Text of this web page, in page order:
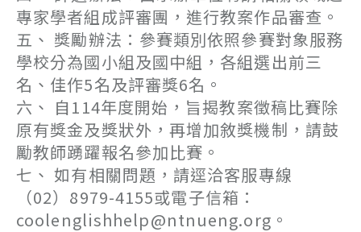
專家學者組成評審團，進行教案作品審查。
五、 獎勵辦法：參賽類別依照參賽對象服務
學校分為國小組及國中組，各組選出前三
名、佳作5名及評審獎6名。
六、 自114年度開始，旨揭教案徵稿比賽除
原有獎金及獎狀外，再增加敘獎機制，請鼓
勵教師踴躍報名參加比賽。
七、 如有相關問題，請逕洽客服專線
（02）8979-4155或電子信箱：
coolenglishhelp@ntnueng.org。